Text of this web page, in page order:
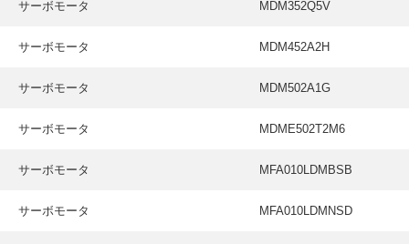
サーボモータ MDM352Q5V
サーボモータ MDM452A2H
サーボモータ MDM502A1G
サーボモータ MDME502T2M6
サーボモータ MFA010LDMBSB
サーボモータ MFA010LDMNSD